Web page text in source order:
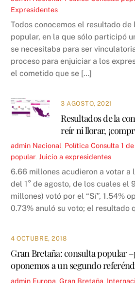
Expresidentes
Todos conocemos el resultado de
popular, en la que sólo participó
se necesitaba para ser
proceso para enjuiciar a los
el cometido que se […]
3 AGOSTO, 2021
Resultados de la
reír ni llorar,
admin Nacional Política Consulta 1
popular,Juicio a expresidentes
6.66 millones acudieron a votar a
del 1° de agosto, de los cuales el
millones) votó por el “Sí”, 1.54%
0.73% anuló su voto; el resultado
4 OCTUBRE, 2018
Gran Bretaña: consulta popular
oponemos a un segundo
admin Europa ,Gran Bretaña